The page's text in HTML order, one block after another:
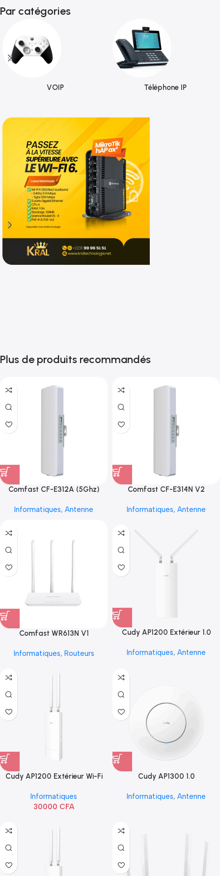
Par catégories
VOIP Téléphone IP
Plus de produits recommandés
Comfast CF-E312A (5Ghz)
Informatiques, Antenne
Comfast CF-E314N V2
Informatiques, Antenne
Comfast WR613N V1
Informatiques, Routeurs
Cudy AP1200 Extérieur 1.0
Informatiques, Antenne
Cudy AP1200 Extérieur Wi-Fi
Informatiques
30000 CFA
Cudy AP1300 1.0
Informatiques, Antenne